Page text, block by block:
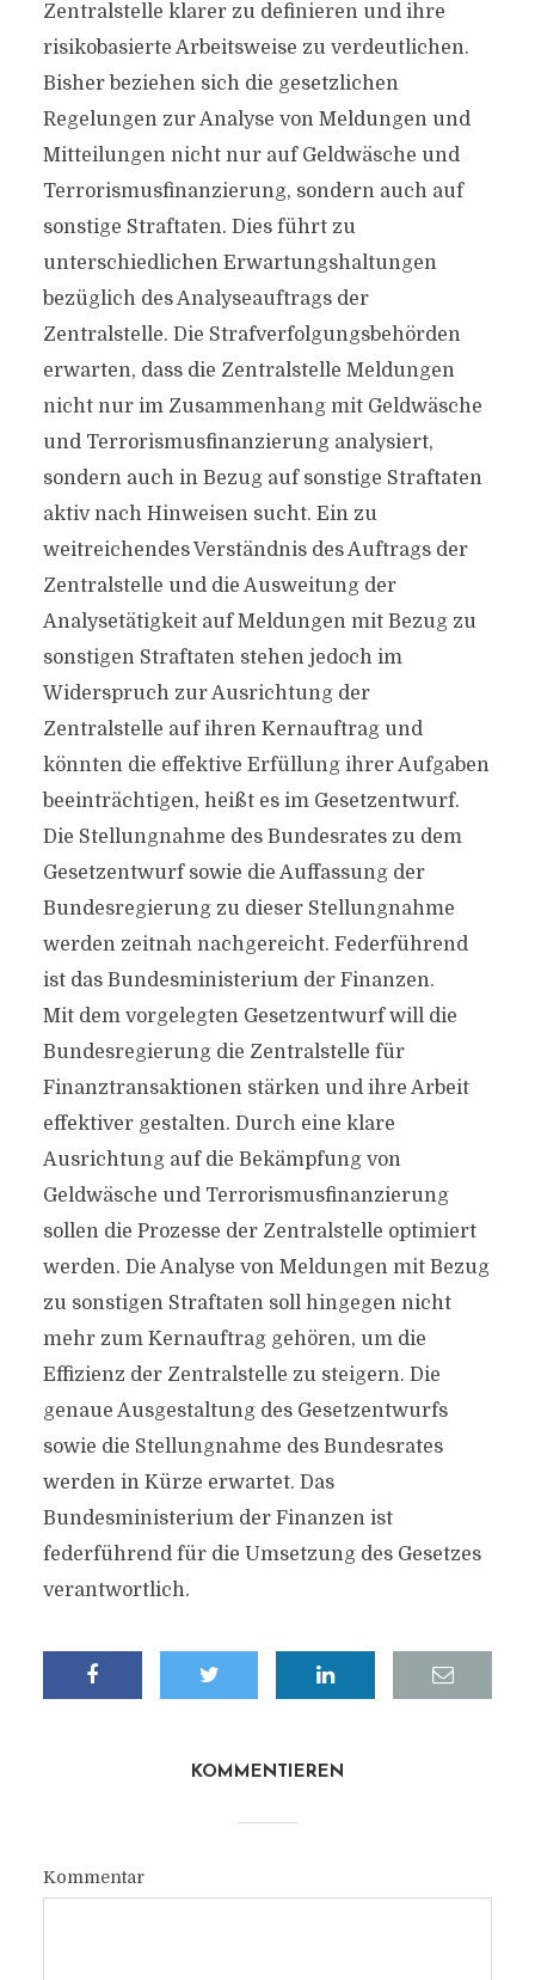
Zentralstelle klarer zu definieren und ihre
risikobasierte Arbeitsweise zu verdeutlichen.
Bisher beziehen sich die gesetzlichen
Regelungen zur Analyse von Meldungen und
Mitteilungen nicht nur auf Geldwäsche und
Terrorismusfinanzierung, sondern auch auf
sonstige Straftaten. Dies führt zu
unterschiedlichen Erwartungshaltungen
bezüglich des Analyseauftrags der
Zentralstelle. Die Strafverfolgungsbehörden
erwarten, dass die Zentralstelle Meldungen
nicht nur im Zusammenhang mit Geldwäsche
und Terrorismusfinanzierung analysiert,
sondern auch in Bezug auf sonstige Straftaten
aktiv nach Hinweisen sucht. Ein zu
weitreichendes Verständnis des Auftrags der
Zentralstelle und die Ausweitung der
Analysetätigkeit auf Meldungen mit Bezug zu
sonstigen Straftaten stehen jedoch im
Widerspruch zur Ausrichtung der
Zentralstelle auf ihren Kernauftrag und
könnten die effektive Erfüllung ihrer Aufgaben
beeinträchtigen, heißt es im Gesetzentwurf.
Die Stellungnahme des Bundesrates zu dem
Gesetzentwurf sowie die Auffassung der
Bundesregierung zu dieser Stellungnahme
werden zeitnah nachgereicht. Federführend
ist das Bundesministerium der Finanzen.
Mit dem vorgelegten Gesetzentwurf will die
Bundesregierung die Zentralstelle für
Finanztransaktionen stärken und ihre Arbeit
effektiver gestalten. Durch eine klare
Ausrichtung auf die Bekämpfung von
Geldwäsche und Terrorismusfinanzierung
sollen die Prozesse der Zentralstelle optimiert
werden. Die Analyse von Meldungen mit Bezug
zu sonstigen Straftaten soll hingegen nicht
mehr zum Kernauftrag gehören, um die
Effizienz der Zentralstelle zu steigern. Die
genaue Ausgestaltung des Gesetzentwurfs
sowie die Stellungnahme des Bundesrates
werden in Kürze erwartet. Das
Bundesministerium der Finanzen ist
federführend für die Umsetzung des Gesetzes
verantwortlich.
KOMMENTIEREN
Kommentar